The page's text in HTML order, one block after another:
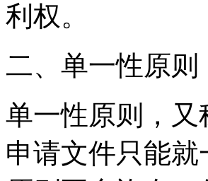
利权。
二、单一性原则
单一性原则，又
申请文件只能